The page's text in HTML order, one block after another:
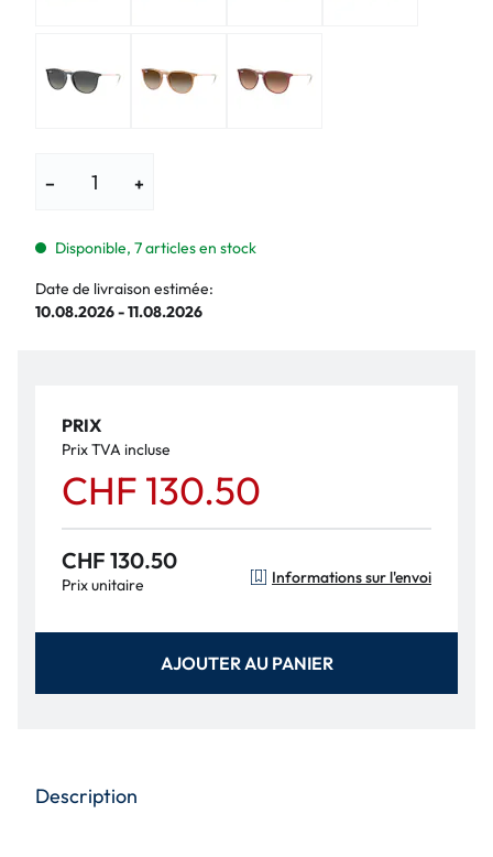
− +
Disponible, 7 articles en stock
Date de livraison estimée:
10.08.2026 - 11.08.2026
PRIX
Prix TVA incluse
CHF 130.50
CHF 130.50
Prix unitaire Informations sur l'envoi
AJOUTER AU PANIER
Description